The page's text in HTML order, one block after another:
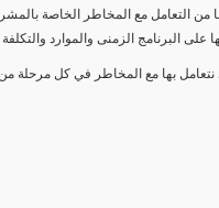
من التعامل مع المخاطر الخاصة
بها مع المخاطر في كل مرحلة